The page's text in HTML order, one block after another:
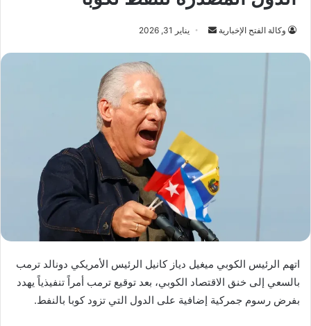
وكالة الفتح الإخبارية
أرسل يناير 31, 2026
اتهم الرئيس الكوبي ميغيل دياز كانيل الرئيس الأمريكي دونالد ترمب
بالسعي إلى خنق الاقتصاد الكوبي، بعد توقيع ترمب أمراً تنفيذياً يهدد
بفرض رسوم جمركية إضافية على الدول التي تزود كوبا بالنفط.